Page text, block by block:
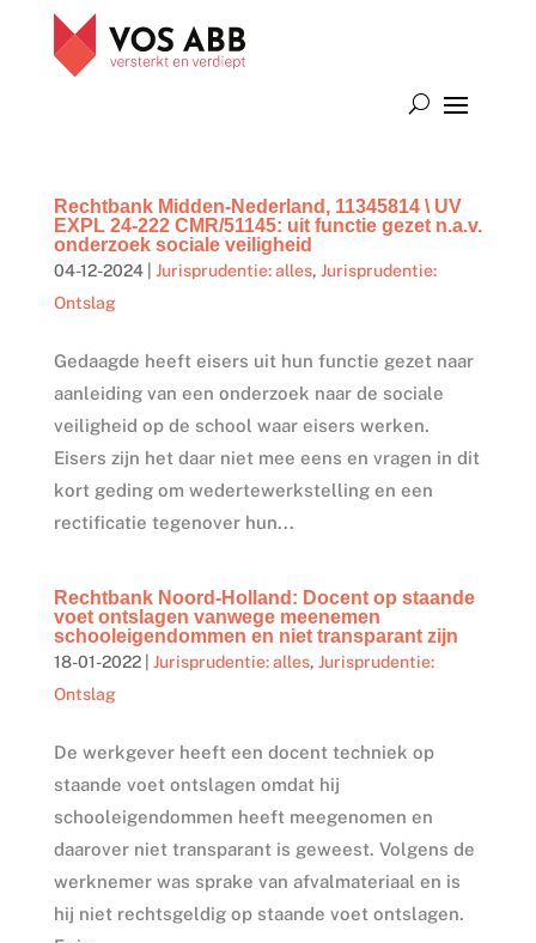
Rechtbank Midden-Nederland, 11345814 \ UV
EXPL 24-222 CMR/51145: uit functie gezet n.a.v.
onderzoek sociale veiligheid
04-12-2024| Jurisprudentie: alles, Jurisprudentie:
Ontslag
Gedaagde heeft eisers uit hun functie gezet naar
aanleiding van een onderzoek naar de sociale
veiligheid op de school waar eisers werken.
Eisers zijn het daar niet mee eens en vragen in dit
kort geding om wedertewerkstelling en een
rectificatie tegenover hun...
Rechtbank Noord-Holland: Docent op staande
voet ontslagen vanwege meenemen
schooleigendommen en niet transparant zijn
18-01-2022| Jurisprudentie: alles, Jurisprudentie:
Ontslag
De werkgever heeft een docent techniek op
staande voet ontslagen omdat hij
schooleigendommen heeft meegenomen en
daarover niet transparant is geweest. Volgens de
werknemer was sprake van afvalmateriaal en is
hij niet rechtsgeldig op staande voet ontslagen.